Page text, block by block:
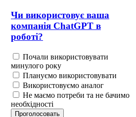
Чи використовує ваша
компанія ChatGPT в
роботі?
Почали використовувати
минулого року
Плануємо використовувати
Використовуємо аналог
Не маємо потреби та не бачимо
необхідності